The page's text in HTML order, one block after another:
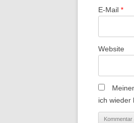
o
E-Mail *
Website
ich wieder